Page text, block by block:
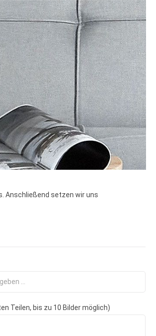
Anschließend setzen wir uns
Teilen, bis zu 10 Bilder möglich)